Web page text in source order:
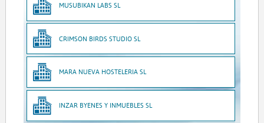
MUSUBIKAN LABS SL
CRIMSON BIRDS STUDIO SL
MARA NUEVA HOSTELERIA SL
INZAR BYENES Y INMUEBLES SL